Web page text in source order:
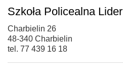
Szkoła Policealna
Charbielin 26
48-340 Charbielin
tel. 77 439 16 18